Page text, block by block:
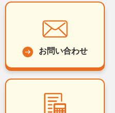
お問い合わせ